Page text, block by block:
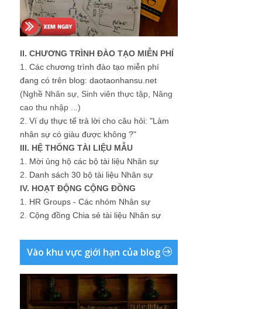
II. CHƯƠNG TRÌNH ĐÀO TẠO MIỄN PHÍ
1. Các chương trình đào tạo miễn phí
đang có trên blog: daotaonhansu.net
(Nghề Nhân sự, Sinh viên thực tập, Nâng
cao thu nhập ...)
2. Ví dụ thực tế trả lời cho câu hỏi: "Làm
nhân sự có giàu được không ?"
III. HỆ THỐNG TÀI LIỆU MẪU
1. Mời ủng hộ các bộ tài liệu Nhân sự
2. Danh sách 30 bộ tài liệu Nhân sự
IV. HOẠT ĐỘNG CỘNG ĐỒNG
1. HR Groups - Các nhóm Nhân sự
2. Cộng đồng Chia sẻ tài liệu Nhân sự
Vào khu vực giới hạn của blog